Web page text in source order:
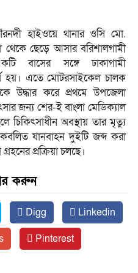
হাইওয়ে থানার ওসি মো.
থেকে ছেড়ে আসার বরিশালগামী
বাসের সঙ্গে ঢাকাগামী
হয়। এতে মোটরসাইকেল চালক
উদ্ধার করে প্রথমে উপজেলা
জন্য শের-ই বাংলা মেডিক্যাল
চিকিৎসাধীন অবস্থায় তার মৃত্যু
যানবাহন দুইটি জব্দ করা
প্রক্রিয়া চলছে।
করুন
Digg
Linkedin
Pinterest